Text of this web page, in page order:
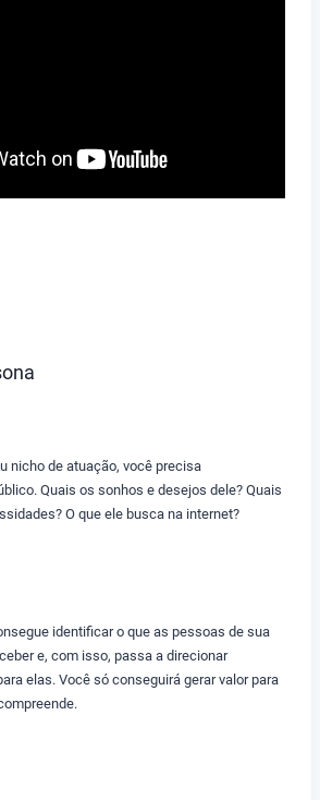
nicho de atuação, você precisa
Quais os sonhos e desejos dele? Quais
O que ele busca na internet?
identificar o que as pessoas de sua
e, com isso, passa a direcionar
elas. Você só conseguirá gerar valor para